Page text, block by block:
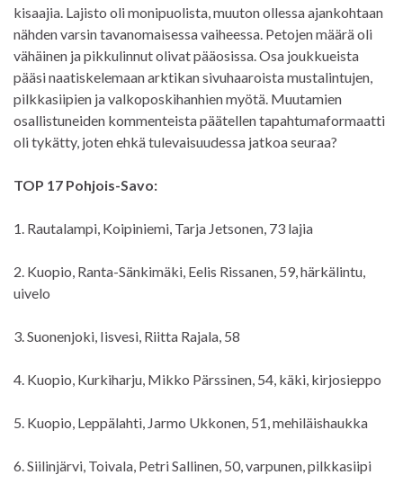
kisaajia. Lajisto oli monipuolista, muuton ollessa ajankohtaan
nähden varsin tavanomaisessa vaiheessa. Petojen määrä oli
vähäinen ja pikkulinnut olivat pääosissa. Osa joukkueista
pääsi naatiskelemaan arktikan sivuhaaroista mustalintujen,
pilkkasiipien ja valkoposkihanhien myötä. Muutamien
osallistuneiden kommenteista päätellen tapahtumaformaatti
oli tykätty, joten ehkä tulevaisuudessa jatkoa seuraa?
TOP 17 Pohjois-Savo:
1. Rautalampi, Koipiniemi, Tarja Jetsonen, 73 lajia
2. Kuopio, Ranta-Sänkimäki, Eelis Rissanen, 59, härkälintu,
uivelo
3. Suonenjoki, Iisvesi, Riitta Rajala, 58
4. Kuopio, Kurkiharju, Mikko Pärssinen, 54, käki, kirjosieppo
5. Kuopio, Leppälahti, Jarmo Ukkonen, 51, mehiläishaukka
6. Siilinjärvi, Toivala, Petri Sallinen, 50, varpunen, pilkkasiipi